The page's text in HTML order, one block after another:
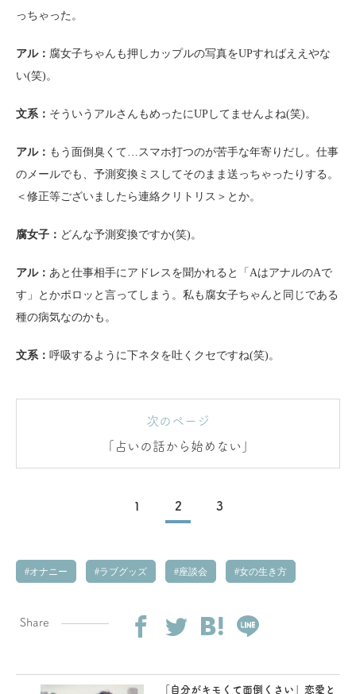
っちゃった。
アル： 腐女子ちゃんも押しカップルの写真をUPすればええやな
い(笑)。
文系： そういうアルさんもめったにUPしてませんよね(笑)。
アル： もう面倒臭くて…スマホ打つのが苦手な年寄りだし。仕事
のメールでも、予測変換ミスしてそのまま送っちゃったりする。
＜修正等ございましたら連絡クリトリス＞とか。
腐女子： どんな予測変換ですか(笑)。
アル： あと仕事相手にアドレスを聞かれると「AはアナルのAで
す」とかポロッと言ってしまう。私も腐女子ちゃんと同じである
種の病気なのかも。
文系： 呼吸するように下ネタを吐くクセですね(笑)。
次のページ
「占いの話から始めない」
1 2 3
オナニー ラブグッズ 座談会 女の生き方
Share
「自分がキモくて面倒くさい」恋愛と